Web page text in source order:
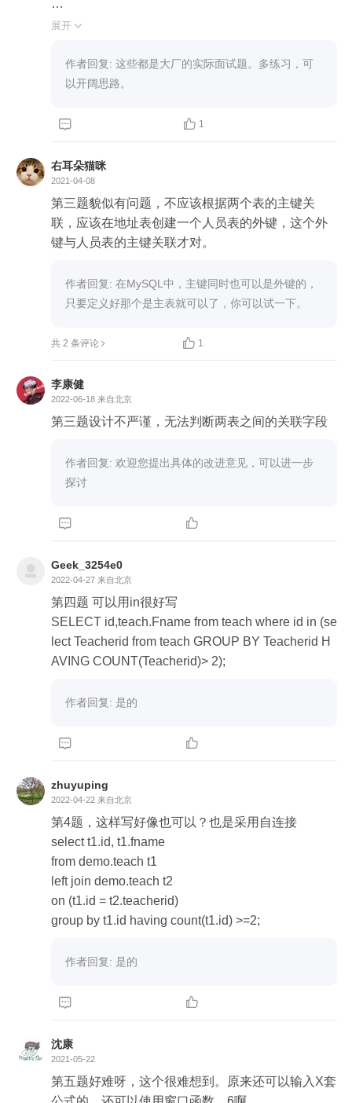
insert into student values(4,'赵六',90,1);
insert into student values(5,'孙七',69,1);
insert into student values(7,'郑九',70,1);
create table class
Id int primary key,
Classname varchar(20)
)
insert into class values(1,'创新班');
insert into class values(2,'普通班');
查询SQL:
	Classname,
	Stdname,
	Points
	(
	SELECT
name ORDER BY Points DESC ) AS row_num,
		Stdname,
		Points
	FROM
		student a
		JOIN class b
	WHERE
	) t
	row_num <= 3
第四题，思路跟老师一致，但在通过分组统计出学
接就可以直接获取老师的姓名。
终的查询结果，然后关联查询两张表，分别把不同
班的前三名，这是个问题。
然后再回头看看题目要求，只写一个 SQL 查询语
展开 
作者回复: 这些都是大厂的实际面试题。多练习，可
以开阔思路。
  1
右耳朵猫咪
2021-04-08
第三题貌似有问题，不应该根据两个表的主键关
联，应该在地址表创建一个人员表的外键，这个外
键与人员表的主键关联才对。
作者回复: 在MySQL中，主键同时也可以是外键的，
只要定义好那个是主表就可以了，你可以试一下。
共 2 条评论  1
李康健
2022-06-18 来自北京
第三题设计不严谨，无法判断两表之间的关联字段
作者回复: 欢迎您提出具体的改进意见，可以进一步
探讨
 
Geek_3254e0
2022-04-27 来自北京
第四题 可以用in很好写
SELECT id,teach.Fname from teach where id in (se
lect Teacherid from teach GROUP BY Teacherid H
AVING COUNT(Teacherid)> 2);
作者回复: 是的
 
zhuyuping
2022-04-22 来自北京
第4题，这样写好像也可以？也是采用自连接
select t1.id, t1.fname
from demo.teach t1
left join demo.teach t2
on (t1.id = t2.teacherid)
group by t1.id having count(t1.id) >=2;
作者回复: 是的
 
沈康
2021-05-22
第五题好难呀，这个很难想到。原来还可以输入X套